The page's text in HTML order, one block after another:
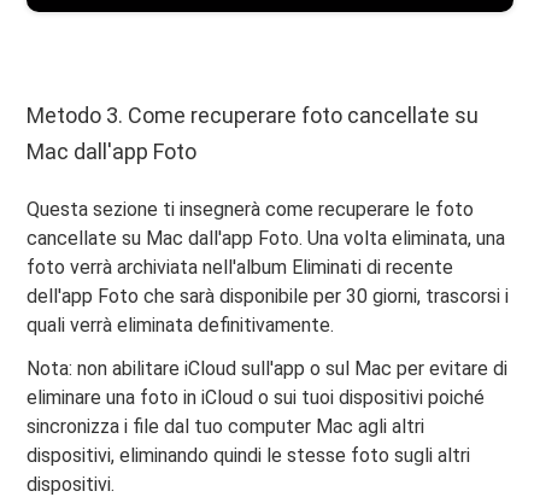
Metodo 3. Come recuperare foto cancellate su
Mac dall'app Foto
Questa sezione ti insegnerà come recuperare le foto
cancellate su Mac dall'app Foto. Una volta eliminata, una
foto verrà archiviata nell'album Eliminati di recente
dell'app Foto che sarà disponibile per 30 giorni, trascorsi i
quali verrà eliminata definitivamente.
Nota: non abilitare iCloud sull'app o sul Mac per evitare di
eliminare una foto in iCloud o sui tuoi dispositivi poiché
sincronizza i file dal tuo computer Mac agli altri
dispositivi, eliminando quindi le stesse foto sugli altri
dispositivi.